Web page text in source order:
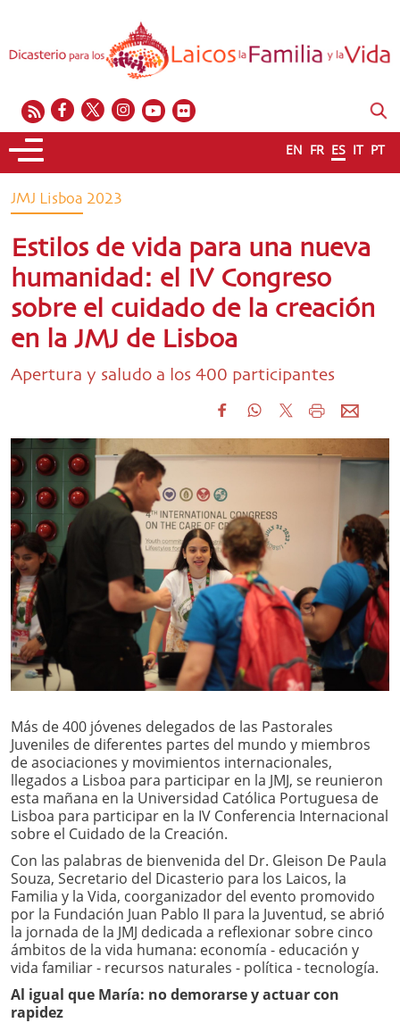
EN FR ES IT PT
JMJ Lisboa 2023
Estilos de vida para una nueva
humanidad: el IV Congreso
sobre el cuidado de la creación
en la JMJ de Lisboa
Apertura y saludo a los 400 participantes
Más de 400 jóvenes delegados de las Pastorales
Juveniles de diferentes partes del mundo y miembros
de asociaciones y movimientos internacionales,
llegados a Lisboa para participar en la JMJ, se reunieron
esta mañana en la Universidad Católica Portuguesa de
Lisboa para participar en la IV Conferencia Internacional
sobre el Cuidado de la Creación.
Con las palabras de bienvenida del Dr. Gleison De Paula
Souza, Secretario del Dicasterio para los Laicos, la
Familia y la Vida, coorganizador del evento promovido
por la Fundación Juan Pablo II para la Juventud, se abrió
la jornada de la JMJ dedicada a reflexionar sobre cinco
ámbitos de la vida humana: economía - educación y
vida familiar - recursos naturales - política - tecnología.
Al igual que María: no demorarse y actuar con
rapidez